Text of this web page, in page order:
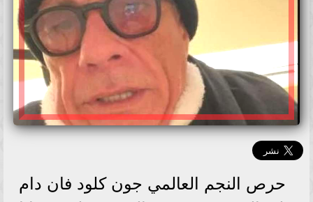
حرص النجم العالمي جون كلود فان دام